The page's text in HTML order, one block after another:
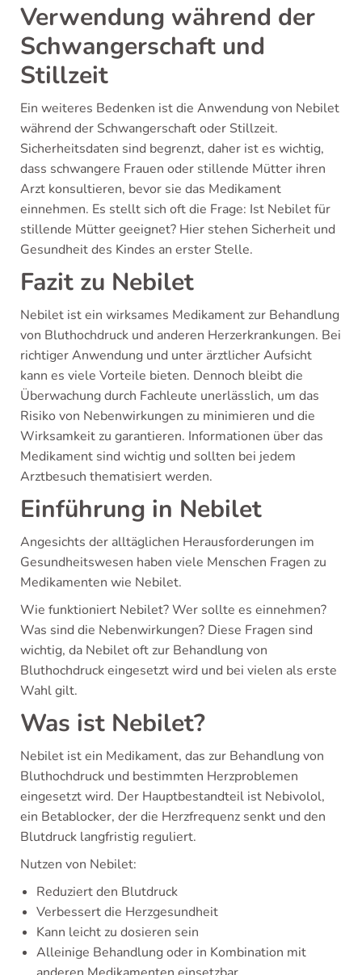
Verwendung während der
Schwangerschaft und
Stillzeit
Ein weiteres Bedenken ist die Anwendung von Nebilet
während der Schwangerschaft oder Stillzeit.
Sicherheitsdaten sind begrenzt, daher ist es wichtig,
dass schwangere Frauen oder stillende Mütter ihren
Arzt konsultieren, bevor sie das Medikament
einnehmen. Es stellt sich oft die Frage: Ist Nebilet für
stillende Mütter geeignet? Hier stehen Sicherheit und
Gesundheit des Kindes an erster Stelle.
Fazit zu Nebilet
Nebilet ist ein wirksames Medikament zur Behandlung
von Bluthochdruck und anderen Herzerkrankungen. Bei
richtiger Anwendung und unter ärztlicher Aufsicht
kann es viele Vorteile bieten. Dennoch bleibt die
Überwachung durch Fachleute unerlässlich, um das
Risiko von Nebenwirkungen zu minimieren und die
Wirksamkeit zu garantieren. Informationen über das
Medikament sind wichtig und sollten bei jedem
Arztbesuch thematisiert werden.
Einführung in Nebilet
Angesichts der alltäglichen Herausforderungen im
Gesundheitswesen haben viele Menschen Fragen zu
Medikamenten wie Nebilet.
Wie funktioniert Nebilet? Wer sollte es einnehmen?
Was sind die Nebenwirkungen? Diese Fragen sind
wichtig, da Nebilet oft zur Behandlung von
Bluthochdruck eingesetzt wird und bei vielen als erste
Wahl gilt.
Was ist Nebilet?
Nebilet ist ein Medikament, das zur Behandlung von
Bluthochdruck und bestimmten Herzproblemen
eingesetzt wird. Der Hauptbestandteil ist Nebivolol,
ein Betablocker, der die Herzfrequenz senkt und den
Blutdruck langfristig reguliert.
Nutzen von Nebilet:
Reduziert den Blutdruck
Verbessert die Herzgesundheit
Kann leicht zu dosieren sein
Alleinige Behandlung oder in Kombination mit